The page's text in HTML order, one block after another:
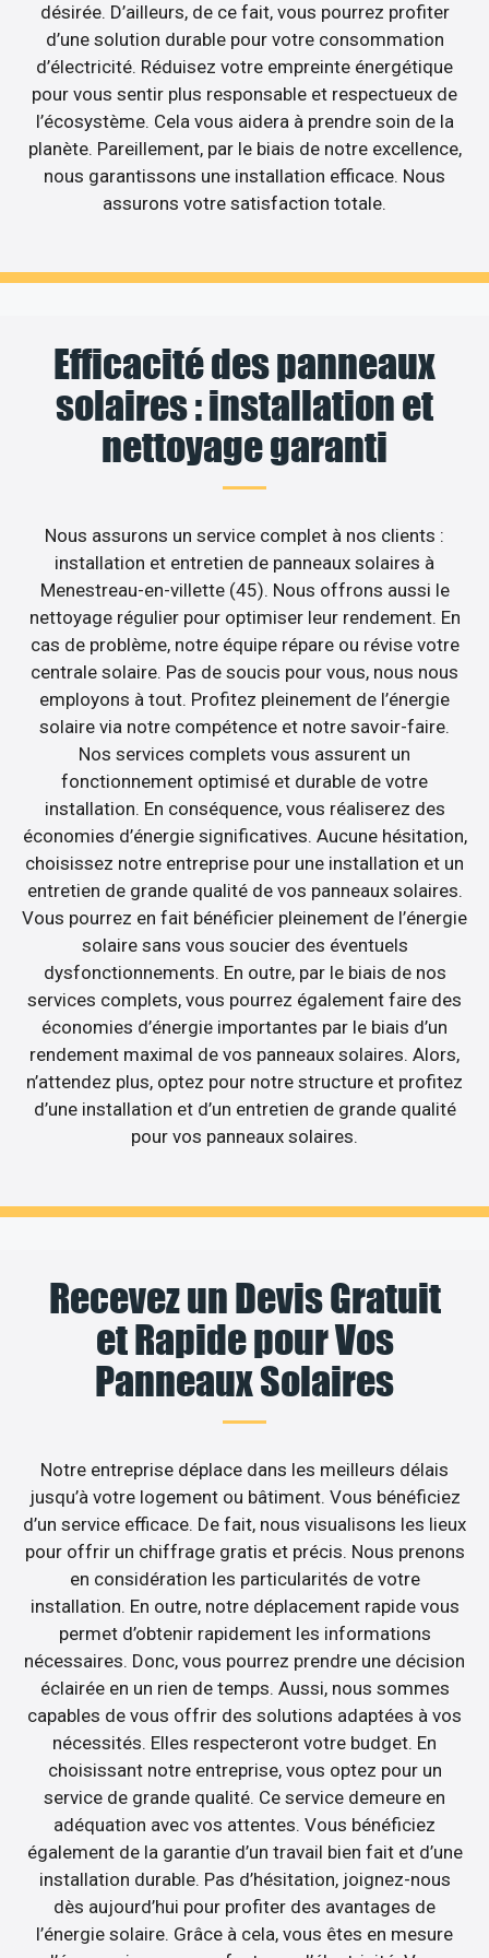
désirée. D’ailleurs, de ce fait, vous pourrez profiter
d’une solution durable pour votre consommation
d’électricité. Réduisez votre empreinte énergétique
pour vous sentir plus responsable et respectueux de
l’écosystème. Cela vous aidera à prendre soin de la
planète. Pareillement, par le biais de notre excellence,
nous garantissons une installation efficace. Nous
assurons votre satisfaction totale.
Efficacité des panneaux
solaires : installation et
nettoyage garanti
Nous assurons un service complet à nos clients :
installation et entretien de panneaux solaires à
Menestreau-en-villette (45). Nous offrons aussi le
nettoyage régulier pour optimiser leur rendement. En
cas de problème, notre équipe répare ou révise votre
centrale solaire. Pas de soucis pour vous, nous nous
employons à tout. Profitez pleinement de l’énergie
solaire via notre compétence et notre savoir-faire.
Nos services complets vous assurent un
fonctionnement optimisé et durable de votre
installation. En conséquence, vous réaliserez des
économies d’énergie significatives. Aucune hésitation,
choisissez notre entreprise pour une installation et un
entretien de grande qualité de vos panneaux solaires.
Vous pourrez en fait bénéficier pleinement de l’énergie
solaire sans vous soucier des éventuels
dysfonctionnements. En outre, par le biais de nos
services complets, vous pourrez également faire des
économies d’énergie importantes par le biais d’un
rendement maximal de vos panneaux solaires. Alors,
n’attendez plus, optez pour notre structure et profitez
d’une installation et d’un entretien de grande qualité
pour vos panneaux solaires.
Recevez un Devis Gratuit
et Rapide pour Vos
Panneaux Solaires
Notre entreprise déplace dans les meilleurs délais
jusqu’à votre logement ou bâtiment. Vous bénéficiez
d’un service efficace. De fait, nous visualisons les lieux
pour offrir un chiffrage gratis et précis. Nous prenons
en considération les particularités de votre
installation. En outre, notre déplacement rapide vous
permet d’obtenir rapidement les informations
nécessaires. Donc, vous pourrez prendre une décision
éclairée en un rien de temps. Aussi, nous sommes
capables de vous offrir des solutions adaptées à vos
nécessités. Elles respecteront votre budget. En
choisissant notre entreprise, vous optez pour un
service de grande qualité. Ce service demeure en
adéquation avec vos attentes. Vous bénéficiez
également de la garantie d’un travail bien fait et d’une
installation durable. Pas d’hésitation, joignez-nous
dès aujourd’hui pour profiter des avantages de
l’énergie solaire. Grâce à cela, vous êtes en mesure